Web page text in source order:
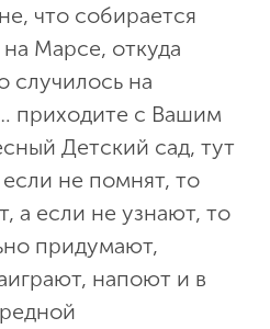
что собирается
Марсе, откуда
случилось на
приходите с Вашим
Детский сад, тут
не помнят, то
а если не узнают, то
придумают,
напоют и в